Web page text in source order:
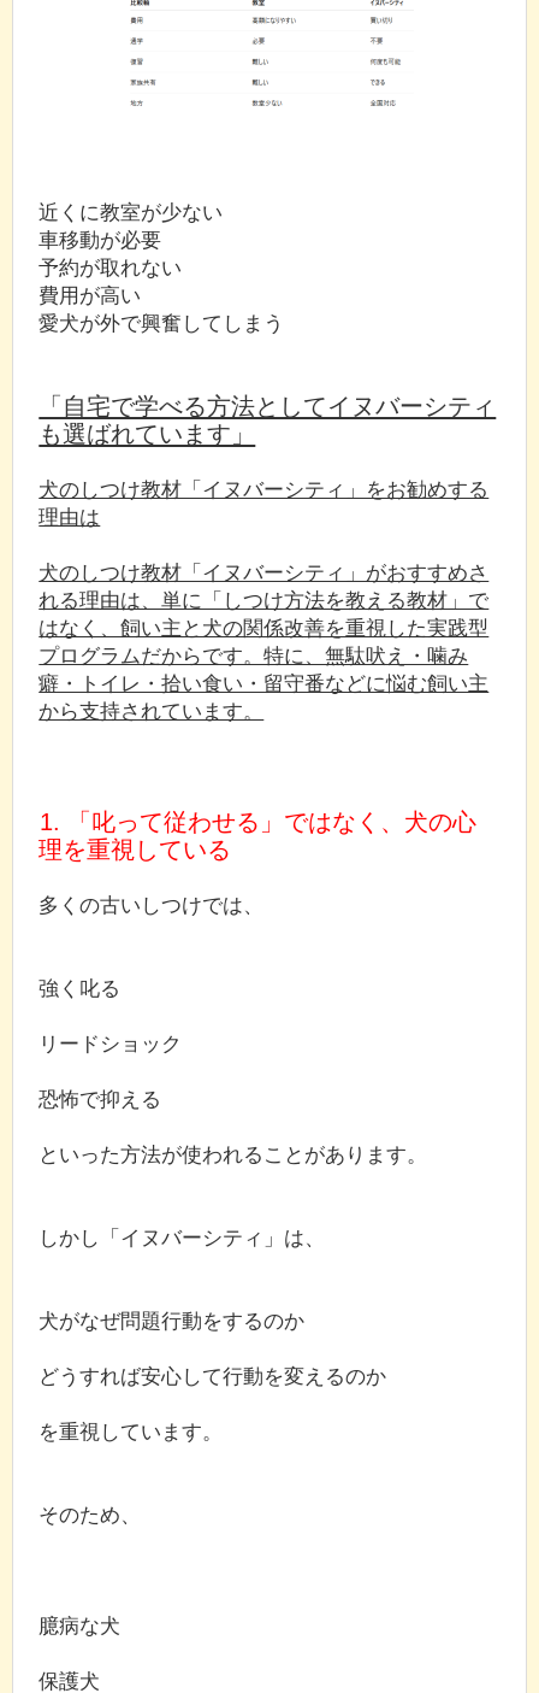
近くに教室が少ない
車移動が必要
予約が取れない
費用が高い
愛犬が外で興奮してしまう
「自宅で学べる方法としてイヌバーシティ
も選ばれています」
犬のしつけ教材「イヌバーシティ」をお勧めする
理由は
犬のしつけ教材「イヌバーシティ」がおすすめさ
れる理由は、単に「しつけ方法を教える教材」で
はなく、飼い主と犬の関係改善を重視した実践型
プログラムだからです。特に、無駄吠え・噛み
癖・トイレ・拾い食い・留守番などに悩む飼い主
から支持されています。
1. 「叱って従わせる」ではなく、犬の心
理を重視している
多くの古いしつけでは、
強く叱る
リードショック
恐怖で抑える
といった方法が使われることがあります。
しかし「イヌバーシティ」は、
犬がなぜ問題行動をするのか
どうすれば安心して行動を変えるのか
を重視しています。
そのため、
臆病な犬
保護犬